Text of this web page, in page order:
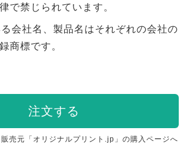
で禁じられています。
会社名、製品名はそれぞれの会社の
商標です。
注文する
売元「オリジナルプリント.jp」の購入ページへ